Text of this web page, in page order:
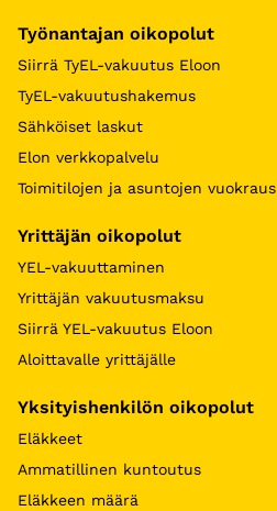
Työnantajan oikopolut
Siirrä TyEL-vakuutus Eloon
TyEL-vakuutushakemus
Sähköiset laskut
Elon verkkopalvelu
Toimitilojen ja asuntojen vuokraus
Yrittäjän oikopolut
YEL-vakuuttaminen
Yrittäjän vakuutusmaksu
Siirrä YEL-vakuutus Eloon
Aloittavalle yrittäjälle
Yksityishenkilön oikopolut
Eläkkeet
Ammatillinen kuntoutus
Eläkkeen määrä